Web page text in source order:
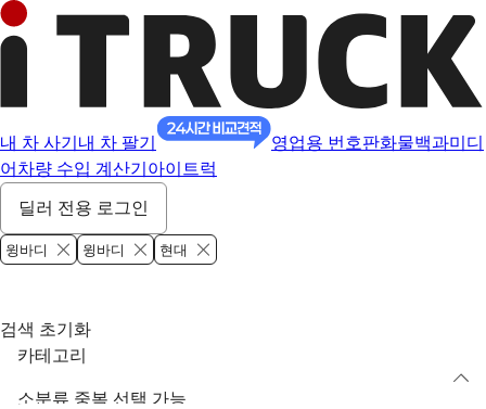
내 차 사기 내 차 팔기 영업용 번호판화물백과미디
어 차량 수입 계산기 아이트럭
딜러 전용 로그인
윙바디 윙바디 현대
검색 초기화
카테고리
소분류 중복 선택 가능